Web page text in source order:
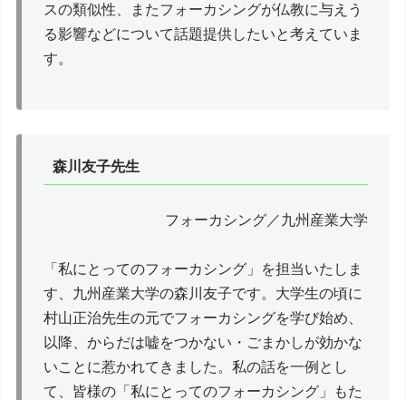
スの類似性、またフォーカシングが仏教に与えう
る影響などについて話題提供したいと考えていま
す。
森川友子先生
フォーカシング／九州産業大学
「私にとってのフォーカシング」を担当いたしま
す、九州産業大学の森川友子です。大学生の頃に
村山正治先生の元でフォーカシングを学び始め、
以降、からだは嘘をつかない・ごまかしが効かな
いことに惹かれてきました。私の話を一例とし
て、皆様の「私にとってのフォーカシング」もた